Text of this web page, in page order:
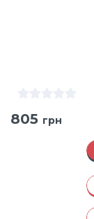
805 грн